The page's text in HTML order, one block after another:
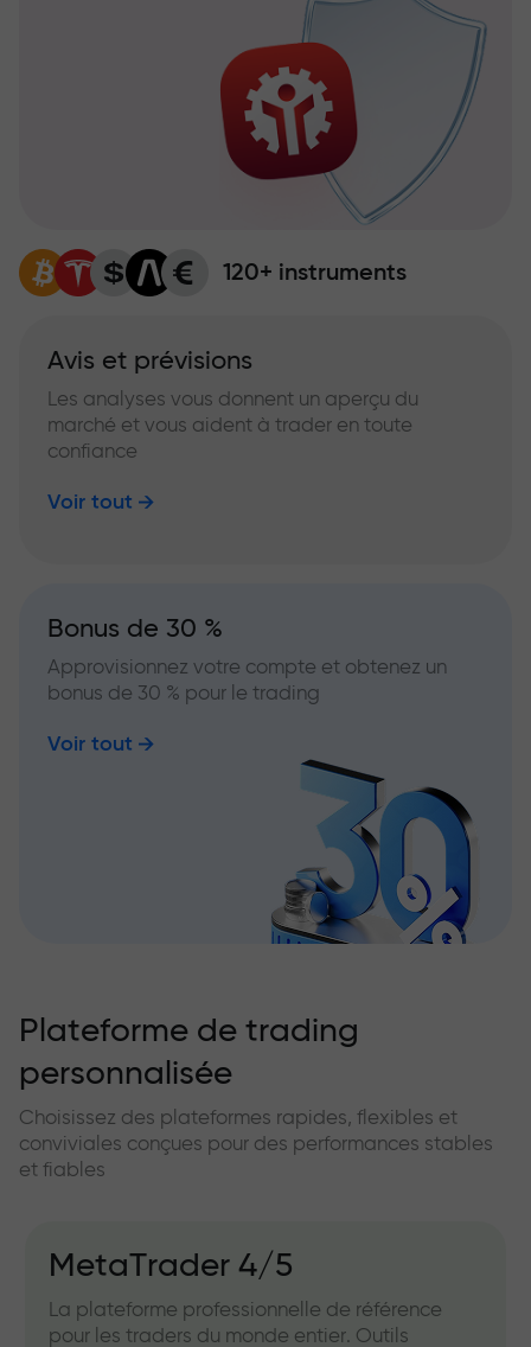
120+ instruments
Avis et prévisions
Les analyses vous donnent un aperçu du
marché et vous aident à trader en toute
confiance
Voir tout
Bonus de 30 %
Approvisionnez votre compte et obtenez un
bonus de 30 % pour le trading
Voir tout
Plateforme de trading
personnalisée
Choisissez des plateformes rapides, flexibles et
conviviales conçues pour des performances stables
et fiables
MetaTrader 4/5
La plateforme professionnelle de référence
pour les traders du monde entier. Outils